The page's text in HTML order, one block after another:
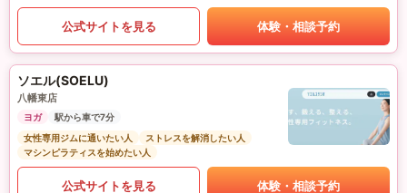
公式サイトを見る 体験・相談予約
ソエル(SOELU)
八幡東店
ヨガ
駅から車で7分
女性専用ジムに通いたい人
ストレスを解消したい人
マシンピラティスを始めたい人
公式サイトを見る 体験・相談予約